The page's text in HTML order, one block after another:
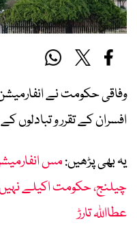
افسران کے تقرر و تبادلوں
یہ بھی پڑھیں:مس
چیلنج، حکومت اکیلے
عطااللہ تارڑ